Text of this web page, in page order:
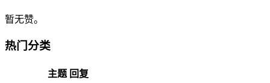
暂无赞。
热门分类
主题 回复